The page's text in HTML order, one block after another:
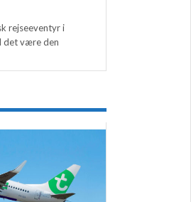
rejseeventyr i
det være den